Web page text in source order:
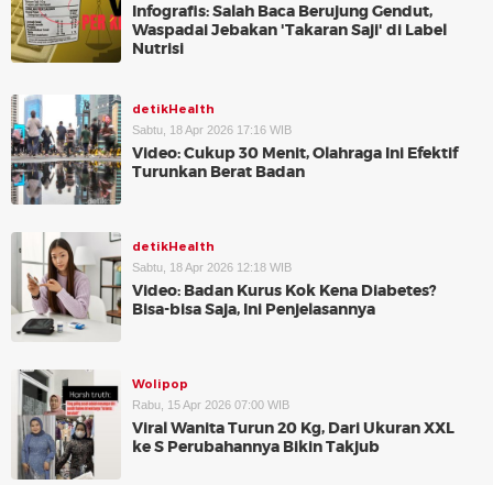
Infografis: Salah Baca Berujung Gendut,
Waspadai Jebakan 'Takaran Saji' di Label
Nutrisi
detikHealth
Sabtu, 18 Apr 2026 17:16 WIB
Video: Cukup 30 Menit, Olahraga Ini Efektif
Turunkan Berat Badan
detikHealth
Sabtu, 18 Apr 2026 12:18 WIB
Video: Badan Kurus Kok Kena Diabetes?
Bisa-bisa Saja, Ini Penjelasannya
Wolipop
Rabu, 15 Apr 2026 07:00 WIB
Viral Wanita Turun 20 Kg, Dari Ukuran XXL
ke S Perubahannya Bikin Takjub